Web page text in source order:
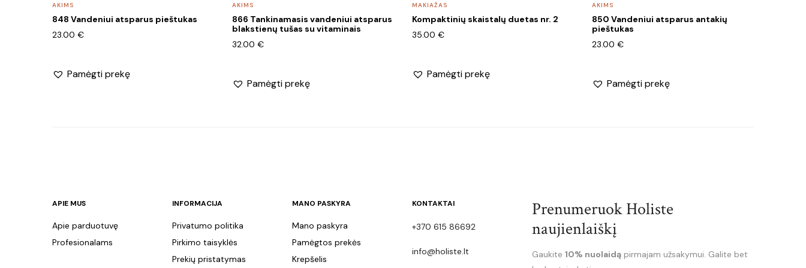
AKIMS
848 Vandeniui atsparus pieštukas
23.00 €
Pamėgti prekę
AKIMS
866 Tankinamasis vandeniui atsparus
blakstienų tušas su vitaminais
32.00 €
Pamėgti prekę
MAKIAŽAS
Kompaktinių skaistalų duetas nr. 2
35.00 €
Pamėgti prekę
AKIMS
850 Vandeniui atsparus antakių
pieštukas
23.00 €
Pamėgti prekę
APIE MUS
Apie parduotuvę
Profesionalams
INFORMACIJA
Privatumo politika
Pirkimo taisyklės
Prekių pristatymas
MANO PASKYRA
Mano paskyra
Pamėgtos prekės
Krepšelis
KONTAKTAI
+370 615 86692
info@holiste.lt
Prenumeruok Holiste
naujienlaiškį
Gaukite 10% nuolaidą pirmajam užsakymui. Galite bet